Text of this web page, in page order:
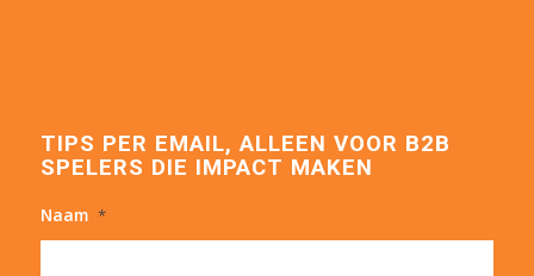
TIPS PER EMAIL, ALLEEN VOOR B2B
SPELERS DIE IMPACT MAKEN
Naam *